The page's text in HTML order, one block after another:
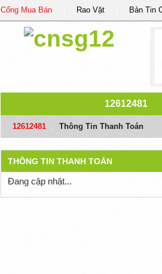
Cổng Mua Bán Rao Vặt Bản Tin
12612481
12612481 Thông Tin Thanh Toán
THÔNG TIN THANH TOÁN
Đang cập nhật...